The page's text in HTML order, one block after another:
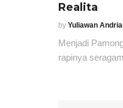
Realita
by Yuliawan
Menjadi
rapinya